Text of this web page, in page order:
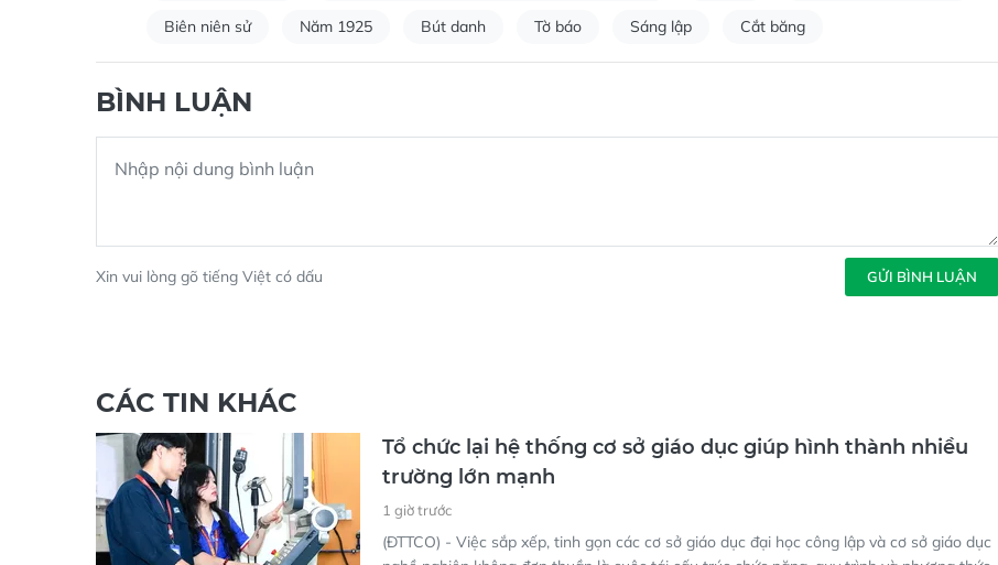
Biên niên sử Năm 1925 Bút danh Tờ báo Sáng lập Cắt băng
BÌNH LUẬN
Xin vui lòng gõ tiếng Việt có dấu GỬI BÌNH LUẬN
CÁC TIN KHÁC
Tổ chức lại hệ thống cơ sở giáo dục giúp hình thành nhiều
trường lớn mạnh
1 giờ trước
(ĐTTCO) - Việc sắp xếp, tinh gọn các cơ sở giáo dục đại học công lập và cơ sở giáo dục